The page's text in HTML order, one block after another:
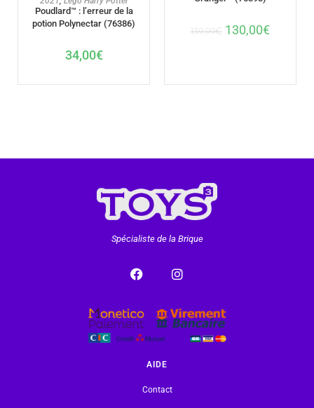
Poudlard™ : l’erreur de la
potion Polynectar (76386)
34,00€
139,99€ 130,00€
Spécialiste de la Brique
AIDE
Contact